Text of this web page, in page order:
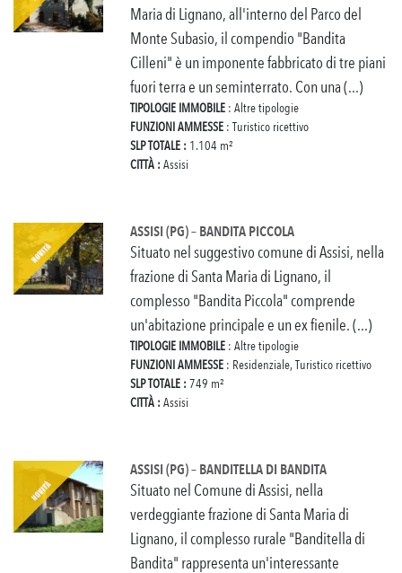
Maria di Lignano, all'interno del Parco del
Monte Subasio, il compendio "Bandita
Cilleni" è un imponente fabbricato di tre piani
fuori terra e un seminterrato. Con una (...)
TIPOLOGIE IMMOBILE : Altre tipologie
FUNZIONI AMMESSE : Turistico ricettivo
SLP TOTALE : 1.104 m²
CITTÀ : Assisi
ASSISI (PG) – BANDITA PICCOLA
Situato nel suggestivo comune di Assisi, nella
frazione di Santa Maria di Lignano, il
complesso "Bandita Piccola" comprende
un'abitazione principale e un ex fienile. (...)
TIPOLOGIE IMMOBILE : Altre tipologie
FUNZIONI AMMESSE : Residenziale, Turistico ricettivo
SLP TOTALE : 749 m²
CITTÀ : Assisi
ASSISI (PG) – BANDITELLA DI BANDITA
Situato nel Comune di Assisi, nella
verdeggiante frazione di Santa Maria di
Lignano, il complesso rurale "Banditella di
Bandita" rappresenta un'interessante